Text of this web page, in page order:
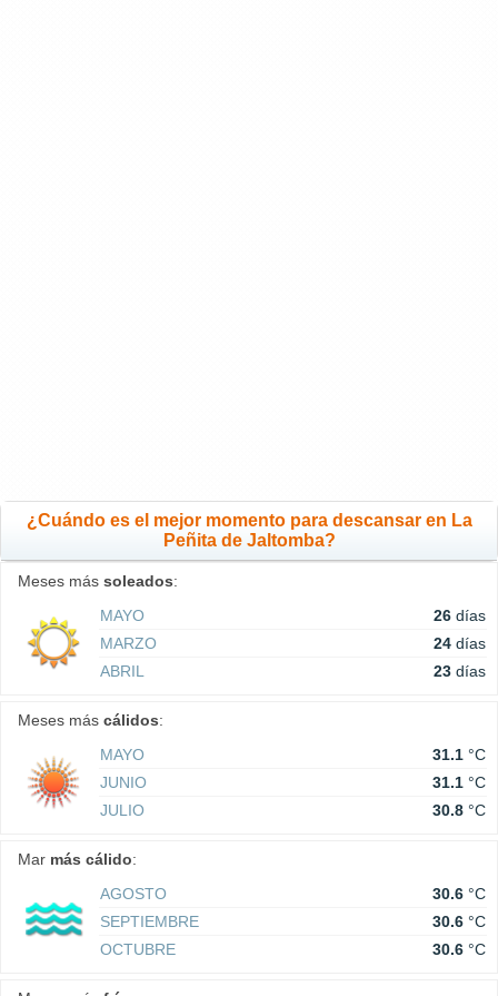
¿Cuándo es el mejor momento para descansar en La
Peñita de Jaltomba?
Meses más soleados:
MAYO
26 días
MARZO
24 días
ABRIL
23 días
Meses más cálidos:
MAYO
31.1 °C
JUNIO
31.1 °C
JULIO
30.8 °C
Mar más cálido:
AGOSTO
30.6 °C
SEPTIEMBRE
30.6 °C
OCTUBRE
30.6 °C